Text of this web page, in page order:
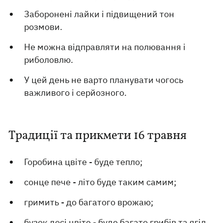
Заборонені лайки і підвищений тон
розмови.
Не можна відправляти на полювання і
риболовлю.
У цей день не варто планувати чогось
важливого і серйозного.
Традиції та прикмети 16 травня
Горобина цвіте - буде тепло;
сонце пече - літо буде таким самим;
гримить - до багатого врожаю;